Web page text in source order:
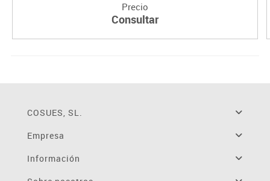
Precio
Consultar
COSUES, SL.
Empresa
Información